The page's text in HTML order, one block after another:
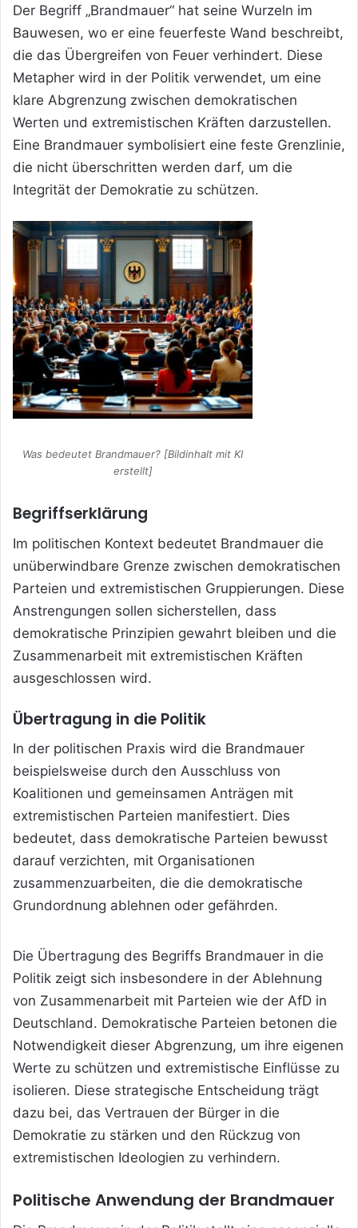
Der Begriff „Brandmauer“ hat seine Wurzeln im
Bauwesen, wo er eine feuerfeste Wand beschreibt,
die das Übergreifen von Feuer verhindert. Diese
Metapher wird in der Politik verwendet, um eine
klare Abgrenzung zwischen demokratischen
Werten und extremistischen Kräften darzustellen.
Eine Brandmauer symbolisiert eine feste Grenzlinie,
die nicht überschritten werden darf, um die
Integrität der Demokratie zu schützen.
Was bedeutet Brandmauer? [Bildinhalt mit KI
erstellt]
Begriffserklärung
Im politischen Kontext bedeutet Brandmauer die
unüberwindbare Grenze zwischen demokratischen
Parteien und extremistischen Gruppierungen. Diese
Anstrengungen sollen sicherstellen, dass
demokratische Prinzipien gewahrt bleiben und die
Zusammenarbeit mit extremistischen Kräften
ausgeschlossen wird.
Übertragung in die Politik
In der politischen Praxis wird die Brandmauer
beispielsweise durch den Ausschluss von
Koalitionen und gemeinsamen Anträgen mit
extremistischen Parteien manifestiert. Dies
bedeutet, dass demokratische Parteien bewusst
darauf verzichten, mit Organisationen
zusammenzuarbeiten, die die demokratische
Grundordnung ablehnen oder gefährden.
Die Übertragung des Begriffs Brandmauer in die
Politik zeigt sich insbesondere in der Ablehnung
von Zusammenarbeit mit Parteien wie der AfD in
Deutschland. Demokratische Parteien betonen die
Notwendigkeit dieser Abgrenzung, um ihre eigenen
Werte zu schützen und extremistische Einflüsse zu
isolieren. Diese strategische Entscheidung trägt
dazu bei, das Vertrauen der Bürger in die
Demokratie zu stärken und den Rückzug von
extremistischen Ideologien zu verhindern.
Politische Anwendung der Brandmauer